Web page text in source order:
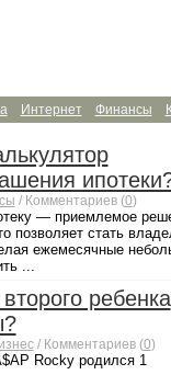
Финансы
Интернет
/ Комментариев (0)
— приемлемое
позволяет стать
ежемесячные
...
ребенка
/ Комментариев (0)
Rocky родился 1